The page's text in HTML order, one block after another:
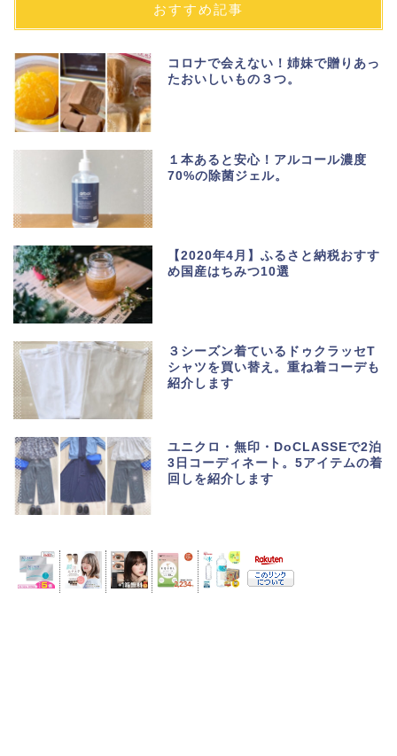
おすすめ記事
コロナで会えない！姉妹で贈りあっ
たおいしいもの３つ。
１本あると安心！アルコール濃度
70%の除菌ジェル。
【2020年4月】ふるさと納税おすす
め国産はちみつ10選
３シーズン着ているドゥクラッセT
シャツを買い替え。重ね着コーデも
紹介します
ユニクロ・無印・DoCLASSEで2泊
3日コーディネート。5アイテムの着
回しを紹介します